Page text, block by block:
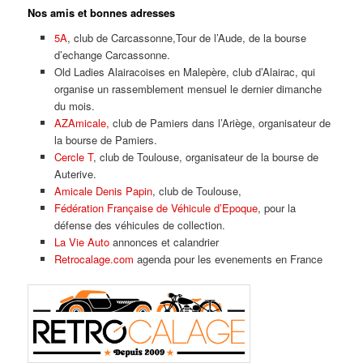
Nos amis et bonnes adresses
5A, club de Carcassonne,Tour de l’Aude, de la bourse
d’echange Carcassonne.
Old Ladies Alairacoises en Malepère, club d’Alairac, qui
organise un rassemblement mensuel le dernier dimanche
du mois.
AZAmicale, club de Pamiers dans l’Ariège, organisateur de
la bourse de Pamiers.
Cercle T, club de Toulouse, organisateur de la bourse de
Auterive.
Amicale Denis Papin, club de Toulouse,
Fédération Française de Véhicule d’Epoque, pour la
défense des véhicules de collection.
La Vie Autoannonces et calandrier
Retrocalage.com agenda pour les evenements en France